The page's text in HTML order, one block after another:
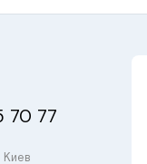
70 77
Киев